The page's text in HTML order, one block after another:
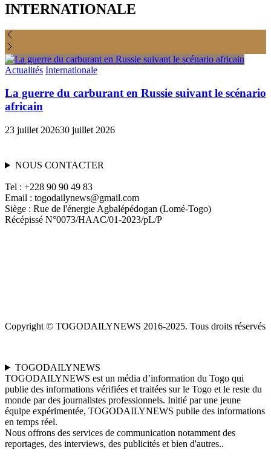
INTERNATIONALE
Actualités Internationale
La guerre du carburant en Russie suivant le scénario
africain
23 juillet 202630 juillet 2026
NOUS CONTACTER
Tel : +228 90 90 49 83
Email : togodailynews@gmail.com
Siège : Rue de l'énergie Agbalépédogan (Lomé-Togo)
Récépissé N°0073/HAAC/01-2023/pL/P
Copyright © TOGODAILYNEWS 2016-2025. Tous droits réservés
TOGODAILYNEWS
TOGODAILYNEWS est un média d’information du Togo qui
publie des informations vérifiées et traitées sur le Togo et le reste du
monde par des journalistes professionnels. Initié par une jeune
équipe expérimentée, TOGODAILYNEWS publie des informations
en temps réel.
Nous offrons des services de communication notamment des
reportages, des interviews, des publicités et bien d'autres..